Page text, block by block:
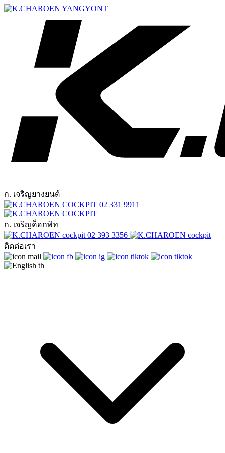
ก. เจริญยางยนต์
02 331 9911
ก. เจริญค็อกพิท
02 393 3356
ติดต่อเรา
th